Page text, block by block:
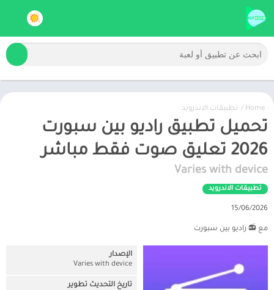
Home
/ تطبيقات الاندرويد
تحميل تطبيق راديو بين سبورت
2026 تعليق صوت فقط مباشر
Varies with device
تطبيقات الاندرويد
15/06/2026
مع 📻 راديو بين سبورت
الإصدار
Varies with device
تاريخ التحديث تطوير